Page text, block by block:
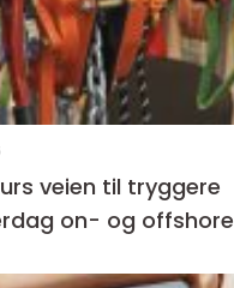
on- og offshore